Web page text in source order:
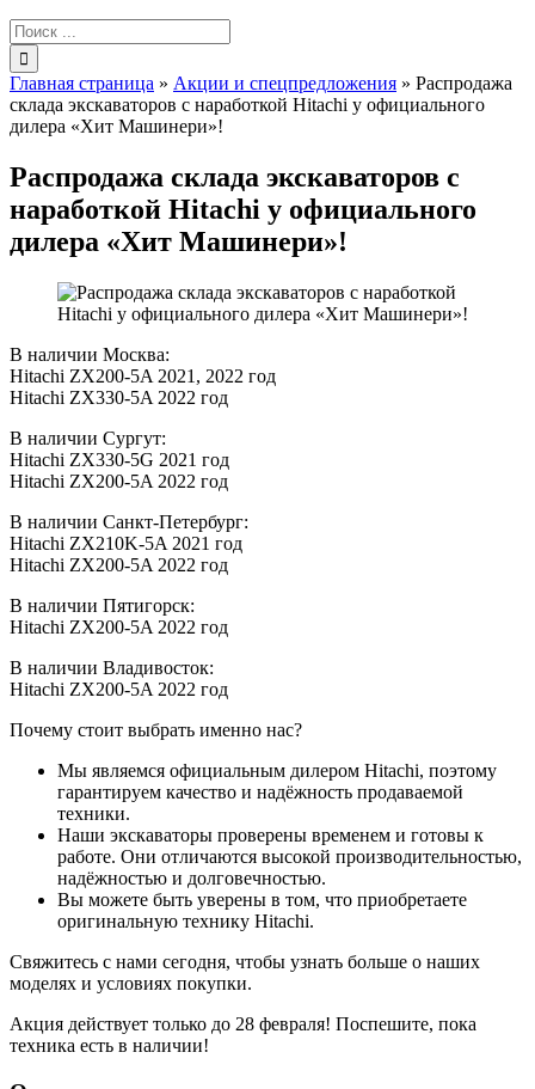
Результат
поиска:
Главная страница » Акции и спецпредложения » Распродажа
склада экскаваторов с наработкой Hitachi у официального
дилера «Хит Машинери»!
Распродажа склада экскаваторов с
наработкой Hitachi у официального
дилера «Хит Машинери»!
В наличии Москва:
Hitachi ZX200-5A 2021, 2022 год
Hitachi ZX330-5A 2022 год
В наличии Сургут:
Hitachi ZX330-5G 2021 год
Hitachi ZX200-5A 2022 год
В наличии Санкт-Петербург:
Hitachi ZX210K-5A 2021 год
Hitachi ZX200-5A 2022 год
В наличии Пятигорск:
Hitachi ZX200-5A 2022 год
В наличии Владивосток:
Hitachi ZX200-5A 2022 год
Почему стоит выбрать именно нас?
Мы являемся официальным дилером Hitachi, поэтому
гарантируем качество и надёжность продаваемой
техники.
Наши экскаваторы проверены временем и готовы к
работе. Они отличаются высокой производительностью,
надёжностью и долговечностью.
Вы можете быть уверены в том, что приобретаете
оригинальную технику Hitachi.
Свяжитесь с нами сегодня, чтобы узнать больше о наших
моделях и условиях покупки.
Акция действует только до 28 февраля! Поспешите, пока
техника есть в наличии!